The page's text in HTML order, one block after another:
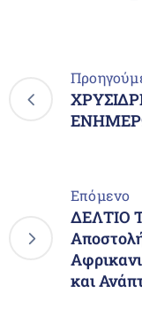
Επόμενο
ΔΕΛΤΙΟ
και